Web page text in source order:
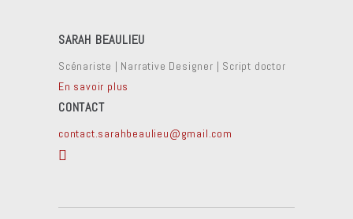
SARAH BEAULIEU
Scénariste | Narrative Designer | Script doctor
En savoir plus
CONTACT
contact.sarahbeaulieu@gmail.com